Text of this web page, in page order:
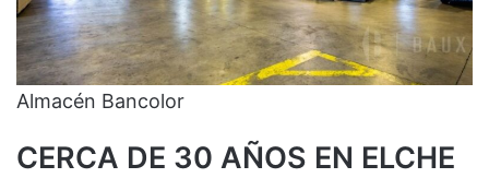
Almacén Bancolor
CERCA DE 30 AÑOS EN ELCHE